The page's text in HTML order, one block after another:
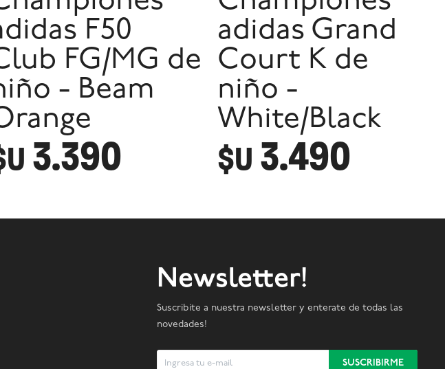
F50
FG/MG de
- Beam
3.390
adidas Grand
Court K de
niño -
White/Black
$U 3.490
Newsletter!
Suscribite a nuestra newsletter y enterate de todas las
novedades!
SUSCRIBIRME